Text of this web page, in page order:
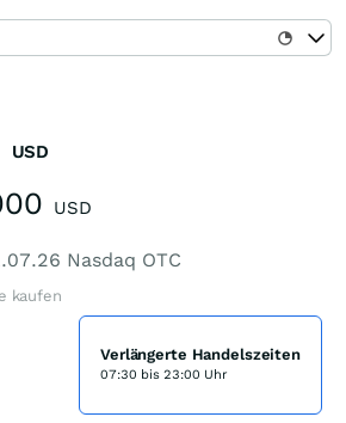
USD
USD
Nasdaq OTC
kaufen
Verlängerte Handelszeiten
07:30 bis 23:00 Uhr